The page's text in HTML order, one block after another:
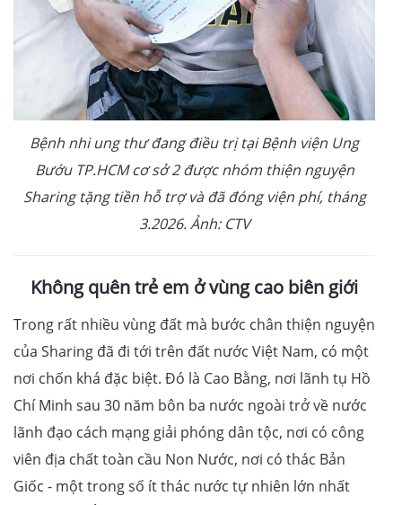
Bệnh nhi ung thư đang điều trị tại Bệnh viện Ung
Bướu TP.HCM cơ sở 2 được nhóm thiện nguyện
Sharing tặng tiền hỗ trợ và đã đóng viện phí, tháng
3.2026. Ảnh: CTV
Không quên trẻ em ở vùng cao biên giới
Trong rất nhiều vùng đất mà bước chân thiện nguyện
của Sharing đã đi tới trên đất nước Việt Nam, có một
nơi chốn khá đặc biệt. Đó là Cao Bằng, nơi lãnh tụ Hồ
Chí Minh sau 30 năm bôn ba nước ngoài trở về nước
lãnh đạo cách mạng giải phóng dân tộc, nơi có công
viên địa chất toàn cầu Non Nước, nơi có thác Bản
Giốc - một trong số ít thác nước tự nhiên lớn nhất